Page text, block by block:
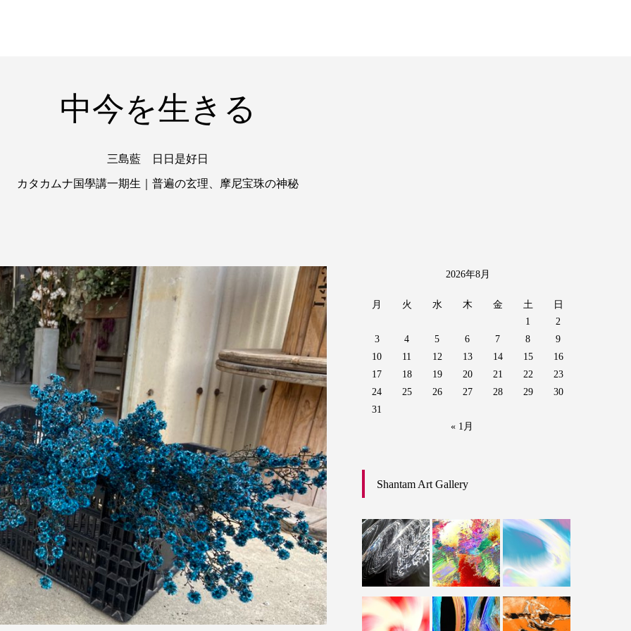
中今を生きる
三島藍 日日是好日
カタカムナ国學講一期生｜普遍の玄理、摩尼宝珠の神秘
2026年8月
月 火 水 木 金 土
日
1
2
3
4 5 6 7 8
9
10
11 12 13 14 15
16
17
18 19 20 21 22
23
24
25 26 27 28 29
30
31
« 1月
Shantam Art Gallery